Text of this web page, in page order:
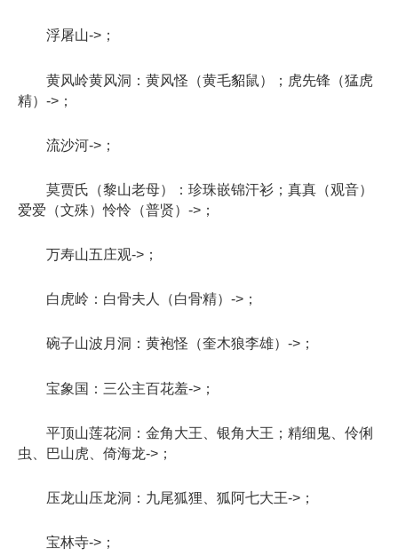
浮屠山->；
黄风岭黄风洞：黄风怪（黄毛貂鼠）；虎先锋（猛虎
精）->；
流沙河->；
莫贾氏（黎山老母）：珍珠嵌锦汗衫；真真（观音）
爱爱（文殊）怜怜（普贤）->；
万寿山五庄观->；
白虎岭：白骨夫人（白骨精）->；
碗子山波月洞：黄袍怪（奎木狼李雄）->；
宝象国：三公主百花羞->；
平顶山莲花洞：金角大王、银角大王；精细鬼、伶俐
虫、巴山虎、倚海龙->；
压龙山压龙洞：九尾狐狸、狐阿七大王->；
宝林寺->；